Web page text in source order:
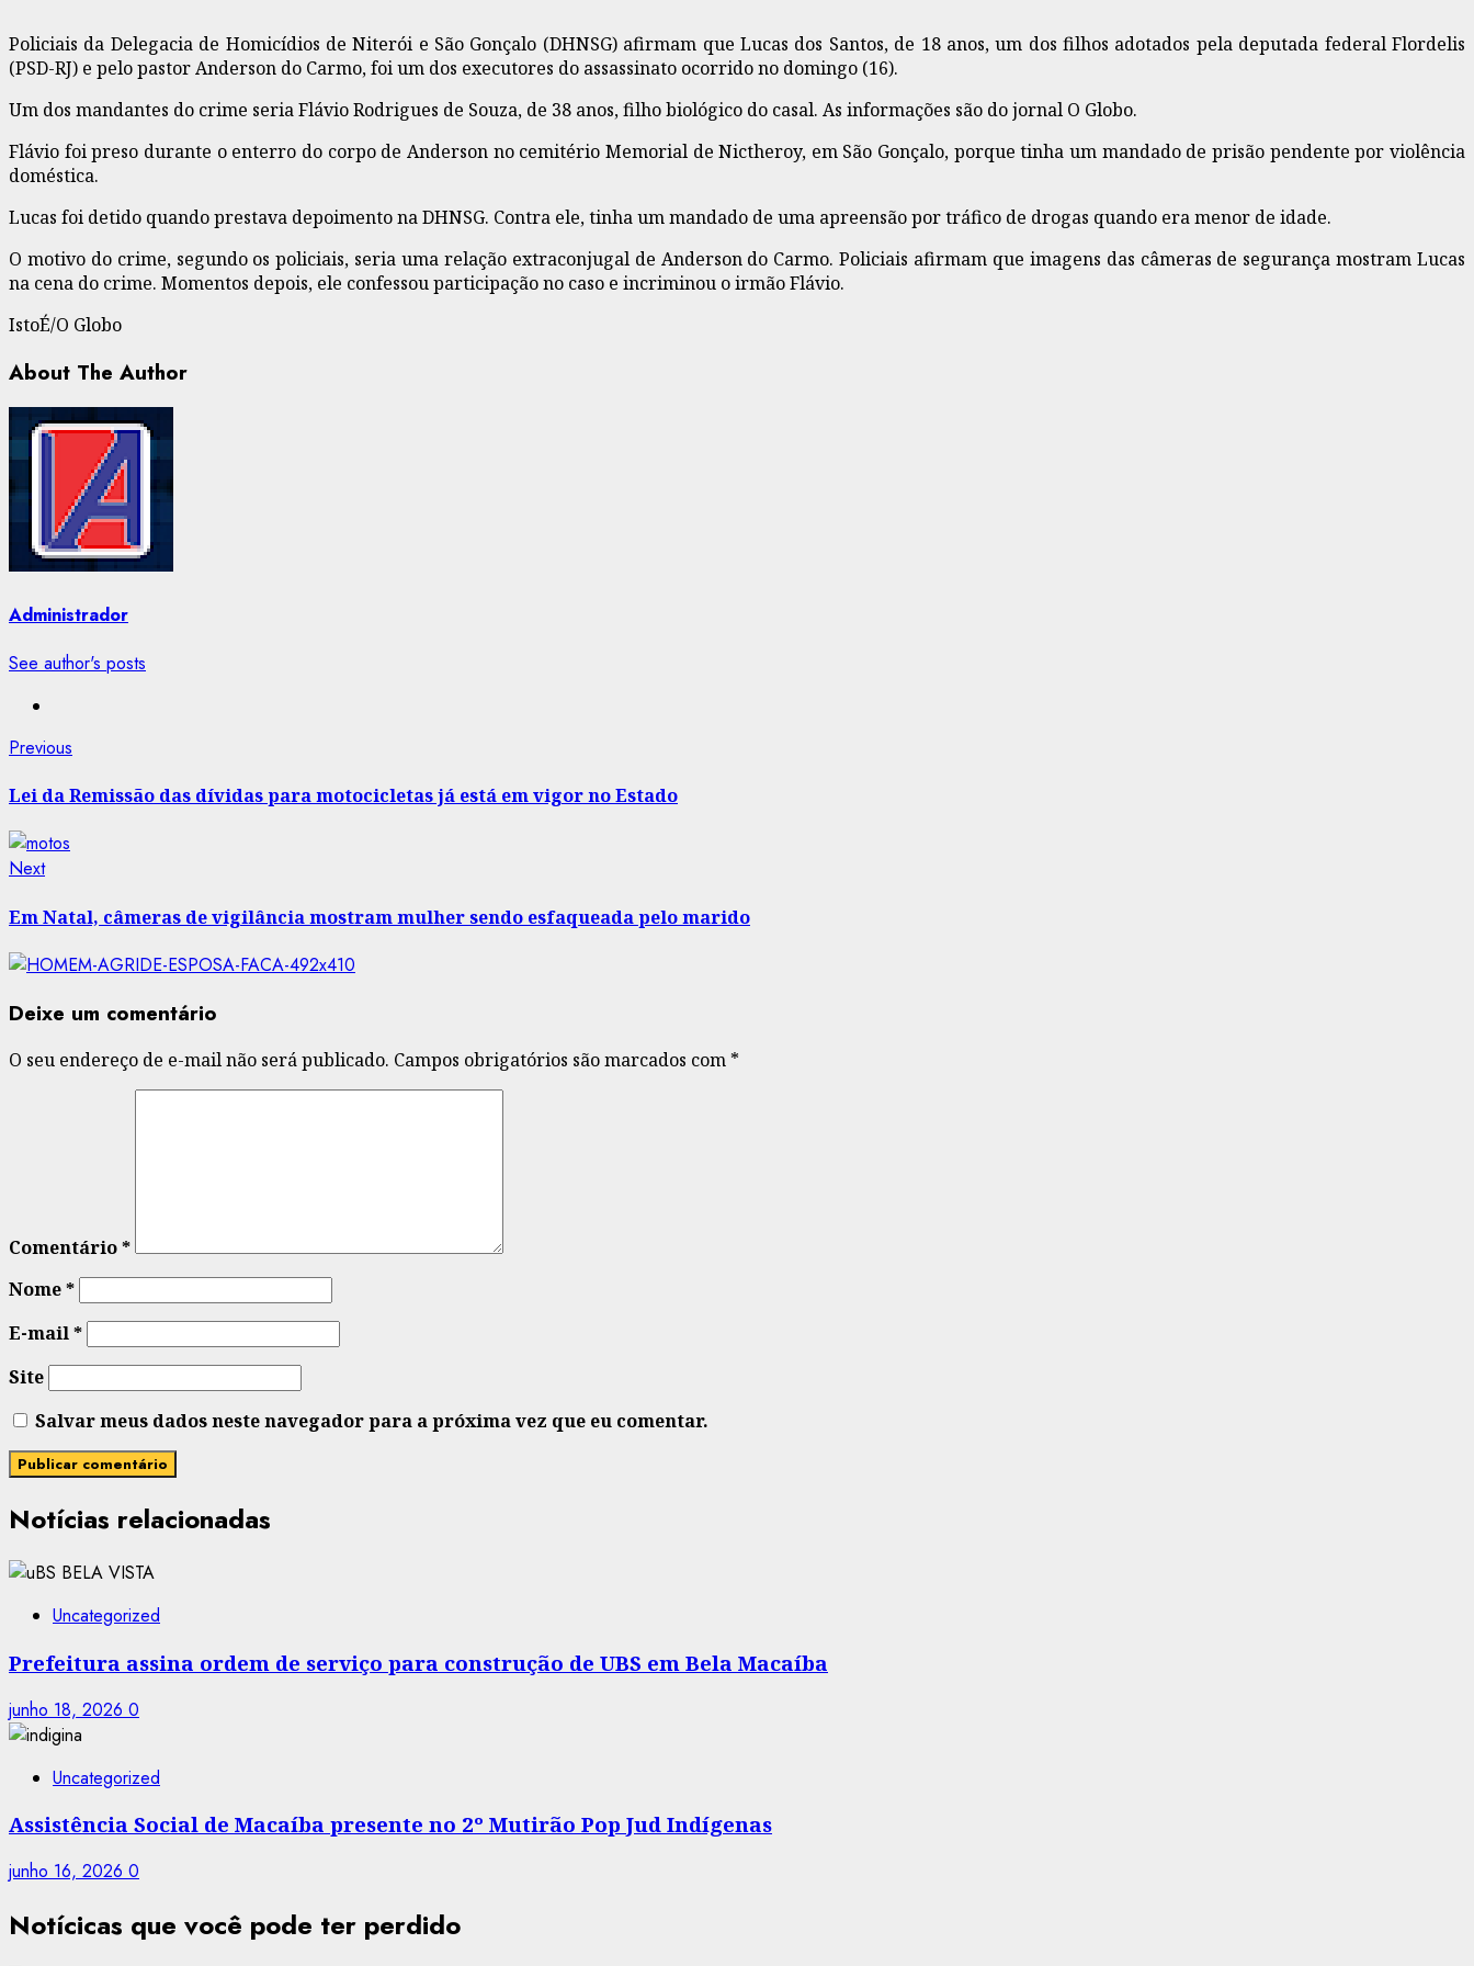
Policiais da Delegacia de Homicídios de Niterói e São Gonçalo (DHNSG) afirmam que Lucas dos Santos, de 18 anos, um dos filhos adotados pela deputada federal Flordelis
(PSD-RJ) e pelo pastor Anderson do Carmo, foi um dos executores do assassinato ocorrido no domingo (16).
Um dos mandantes do crime seria Flávio Rodrigues de Souza, de 38 anos, filho biológico do casal. As informações são do jornal O Globo.
Flávio foi preso durante o enterro do corpo de Anderson no cemitério Memorial de Nictheroy, em São Gonçalo, porque tinha um mandado de prisão pendente por violência
doméstica.
Lucas foi detido quando prestava depoimento na DHNSG. Contra ele, tinha um mandado de uma apreensão por tráfico de drogas quando era menor de idade.
O motivo do crime, segundo os policiais, seria uma relação extraconjugal de Anderson do Carmo. Policiais afirmam que imagens das câmeras de segurança mostram Lucas
na cena do crime. Momentos depois, ele confessou participação no caso e incriminou o irmão Flávio.
IstoÉ/O Globo
About The Author
Administrador
See author's posts
Post
navigation
Previous
Lei da Remissão das dívidas para motocicletas já está em vigor no Estado
NextNext
Em Natal, câmeras de vigilância mostram mulher sendo esfaqueada pelo marido
Deixe um comentário
O seu endereço de e-mail não será publicado. Campos obrigatórios são marcados com *
Comentário*
Nome*
E-mail*
Site
Salvar meus dados neste navegador para a próxima vez que eu comentar.
Notícias relacionadas
Uncategorized
Prefeitura assina ordem de serviço para construção de UBS em Bela Macaíba
junho 18, 2026 0
Uncategorized
Assistência Social de Macaíba presente no 2º Mutirão Pop Jud Indígenas
junho 16, 2026 0
Notícicas que você pode ter perdido